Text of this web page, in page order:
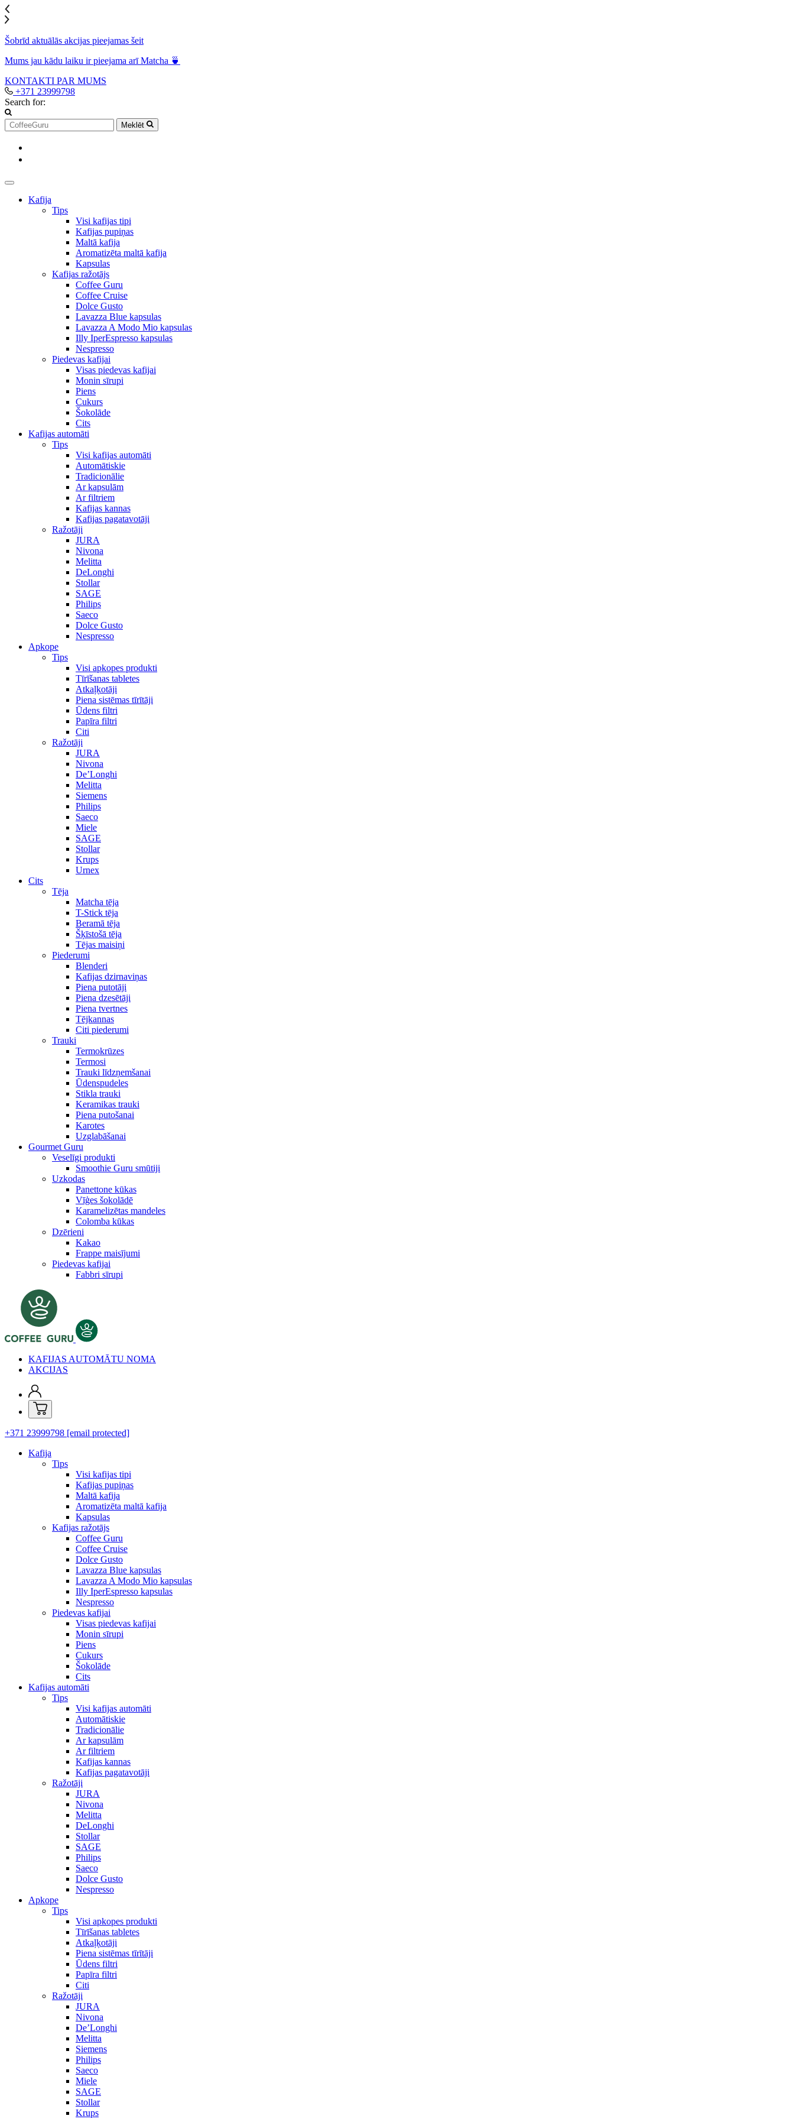
Šobrīd aktuālās akcijas pieejamas šeit
Mums jau kādu laiku ir pieejama arī Matcha 🍵
KONTAKTI PAR MUMS
+371 23999798
Search for:
Meklēt
Kafija
Tips
Visi kafijas tipi
Kafijas pupiņas
Maltā kafija
Aromatizēta maltā kafija
Kapsulas
Kafijas ražotājs
Coffee Guru
Coffee Cruise
Dolce Gusto
Lavazza Blue kapsulas
Lavazza A Modo Mio kapsulas
Illy IperEspresso kapsulas
Nespresso
Piedevas kafijai
Visas piedevas kafijai
Monin sīrupi
Piens
Cukurs
Šokolāde
Cits
Kafijas automāti
Tips
Visi kafijas automāti
Automātiskie
Tradicionālie
Ar kapsulām
Ar filtriem
Kafijas kannas
Kafijas pagatavotāji
Ražotāji
JURA
Nivona
Melitta
DeLonghi
Stollar
SAGE
Philips
Saeco
Dolce Gusto
Nespresso
Apkope
Tips
Visi apkopes produkti
Tīrīšanas tabletes
Atkaļķotāji
Piena sistēmas tīrītāji
Ūdens filtri
Papīra filtri
Citi
Ražotāji
JURA
Nivona
De’Longhi
Melitta
Siemens
Philips
Saeco
Miele
SAGE
Stollar
Krups
Urnex
Cits
Tēja
Matcha tēja
T-Stick tēja
Beramā tēja
Šķīstošā tēja
Tējas maisiņi
Piederumi
Blenderi
Kafijas dzirnaviņas
Piena putotāji
Piena dzesētāji
Piena tvertnes
Tējkannas
Citi piederumi
Trauki
Termokrūzes
Termosi
Trauki līdzņemšanai
Ūdenspudeles
Stikla trauki
Keramikas trauki
Piena putošanai
Karotes
Uzglabāšanai
Gourmet Guru
Veselīgi produkti
Smoothie Guru smūtiji
Uzkodas
Panettone kūkas
Vīģes šokolādē
Karamelizētas mandeles
Colomba kūkas
Dzērieni
Kakao
Frappe maisījumi
Piedevas kafijai
Fabbri sīrupi
KAFIJAS AUTOMĀTU NOMA
AKCIJAS
+371 23999798 [email protected]
Kafija
Tips
Visi kafijas tipi
Kafijas pupiņas
Maltā kafija
Aromatizēta maltā kafija
Kapsulas
Kafijas ražotājs
Coffee Guru
Coffee Cruise
Dolce Gusto
Lavazza Blue kapsulas
Lavazza A Modo Mio kapsulas
Illy IperEspresso kapsulas
Nespresso
Piedevas kafijai
Visas piedevas kafijai
Monin sīrupi
Piens
Cukurs
Šokolāde
Cits
Kafijas automāti
Tips
Visi kafijas automāti
Automātiskie
Tradicionālie
Ar kapsulām
Ar filtriem
Kafijas kannas
Kafijas pagatavotāji
Ražotāji
JURA
Nivona
Melitta
DeLonghi
Stollar
SAGE
Philips
Saeco
Dolce Gusto
Nespresso
Apkope
Tips
Visi apkopes produkti
Tīrīšanas tabletes
Atkaļķotāji
Piena sistēmas tīrītāji
Ūdens filtri
Papīra filtri
Citi
Ražotāji
JURA
Nivona
De’Longhi
Melitta
Siemens
Philips
Saeco
Miele
SAGE
Stollar
Krups